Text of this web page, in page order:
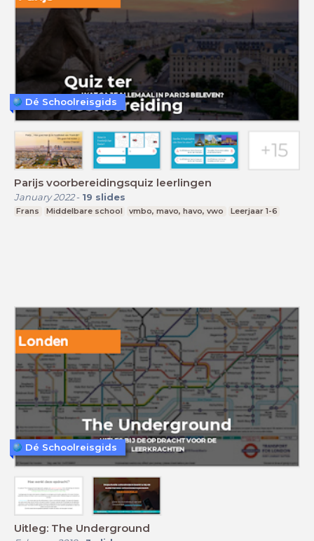
Parijs voorbereidingsquiz leerlingen
January 2022- 19 slides
Frans Middelbare school vmbo, mavo, havo, vwo Leerjaar 1-6
Dé Schoolreisgids
Uitleg: The Underground
Dé Schoolreisgids